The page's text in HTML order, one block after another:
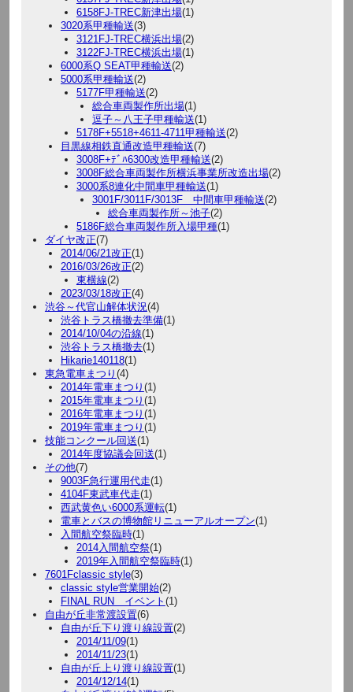
6158FJ-TREC新津出場(1)
3020系甲種輸送(3)
3121FJ-TREC横浜出場(2)
3122FJ-TREC横浜出場(1)
6000系Q SEAT甲種輸送(2)
5000系甲種輸送(2)
5177F甲種輸送(2)
総合車両製作所出場(1)
逗子～八王子甲種輸送(1)
5178F+5518+4611-4711甲種輸送(2)
目黒線相鉄直通改造甲種輸送(7)
3008F+ﾃﾞﾊ6300改造甲種輸送(2)
3008F総合車両製作所横浜事業所改造出場(2)
3000系8連化中間車甲種輸送(1)
3001F/3011F/3013F 中間車甲種輸送(2)
総合車両製作所～池子(2)
5186F総合車両製作所入場甲種(1)
ダイヤ改正(7)
2014/06/21改正(1)
2016/03/26改正(2)
東横線(2)
2023/03/18改正(4)
渋谷～代官山解体状況(4)
渋谷トラス橋撤去準備(1)
2014/10/04の沿線(1)
渋谷トラス橋撤去(1)
Hikarie140118(1)
東急電車まつり (4)
2014年電車まつり (1)
2015年電車まつり (1)
2016年電車まつり (1)
2019年電車まつり (1)
技能コンクール回送(1)
2014年度協議会回送(1)
その他(7)
9003F急行運用代走(1)
4104F東武車代走(1)
西武黄色い6000系運転(1)
電車とバスの博物館リニューアルオープン(1)
入間航空祭臨時(1)
2014入間航空祭(1)
2019年入間航空祭臨時(1)
7601Fclassic style(3)
classic style営業開始(2)
FINAL RUN イベント (1)
自由が丘非常渡設置(6)
自由が丘下り渡り線設置(2)
2014/11/09(1)
2014/11/23(1)
自由が丘上り渡り線設置(1)
2014/12/14(1)